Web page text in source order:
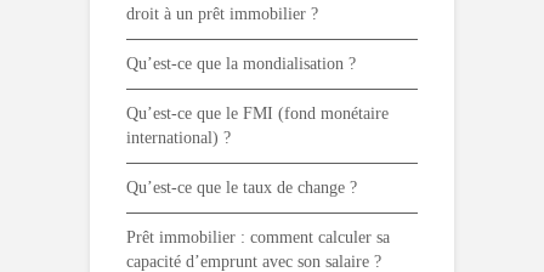
droit à un prêt immobilier ?
Qu’est-ce que la mondialisation ?
Qu’est-ce que le FMI (fond monétaire
international) ?
Qu’est-ce que le taux de change ?
Prêt immobilier : comment calculer sa
capacité d’emprunt avec son salaire ?